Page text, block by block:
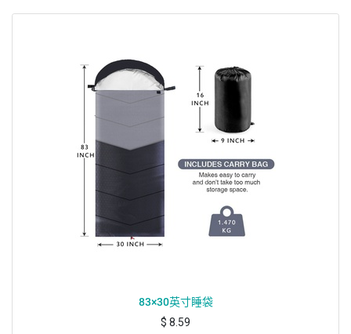
6.温度范围: 舒适度从 + 15到 + 11，极端0 (摄氏度)
9.填充物: 70g/m2硬脑膜粘合中空聚酯纤维
10.品牌/徽标: 不需要，但是如果它是免费的并且不延长生产时间，我们可以
这样做。
颜色: 橙色/黑色
兜帽带魔术贴翻盖保护拉链魔术贴内袋双向拉链防止材料进入拉链的带子
83×30英寸睡袋
$ 8.59